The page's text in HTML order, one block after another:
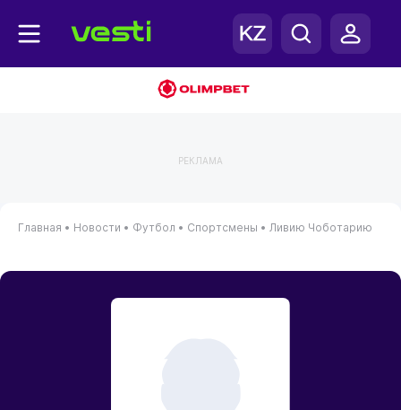
РЕКЛАМА
Главная • Новости • Футбол • Спортсмены • Ливию Чоботарию